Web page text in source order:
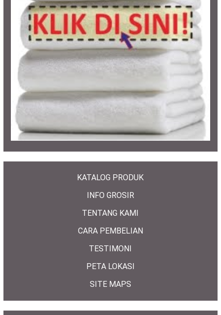
KATALOG PRODUK
INFO GROSIR
TENTANG KAMI
CARA PEMBELIAN
TESTIMONI
PETA LOKASI
SITE MAPS